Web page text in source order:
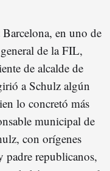
en uno de
de la FIL,
de alcalde de
a Schulz algún
lo concretó más
municipal de
con orígenes
padre republicanos,